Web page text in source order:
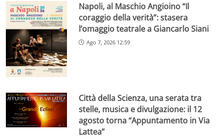
Napoli, al Maschio Angioino “Il
coraggio della verità”: stasera
l’omaggio teatrale a Giancarlo Siani
Ago 7, 2026 12:59
Città della Scienza, una serata tra
stelle, musica e divulgazione: il 12
agosto torna “Appuntamento in Via
Lattea”